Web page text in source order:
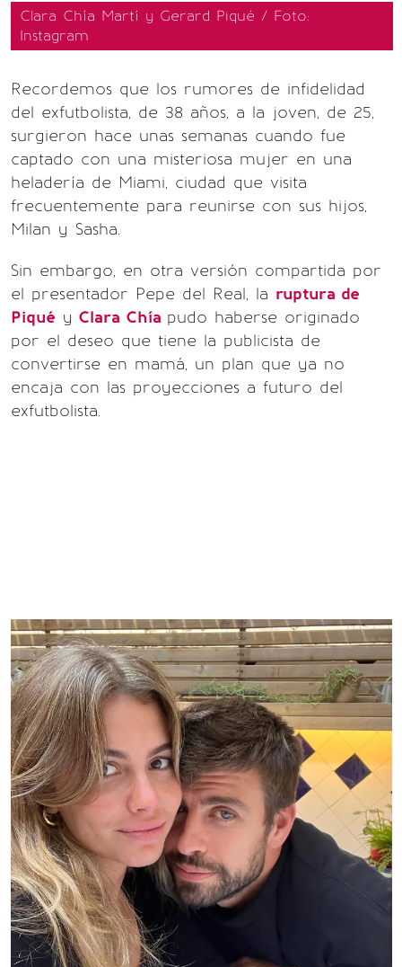
Clara Chía Martí y Gerard Piqué / Foto:
Instagram
Recordemos que los rumores de infidelidad
del exfutbolista, de 38 años, a la joven, de 25,
surgieron hace unas semanas cuando fue
captado con una misteriosa mujer en una
heladería de Miami, ciudad que visita
frecuentemente para reunirse con sus hijos,
Milan y Sasha.
Sin embargo, en otra versión compartida por
el presentador Pepe del Real, la ruptura de
Piqué y Clara Chía pudo haberse originado
por el deseo que tiene la publicista de
convertirse en mamá, un plan que ya no
encaja con las proyecciones a futuro del
exfutbolista.